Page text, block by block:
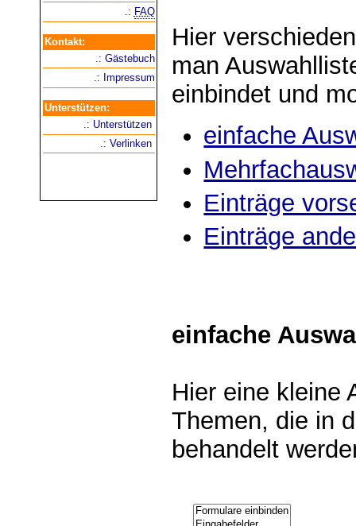
.: FAQ
Kontakt:
.: Gästebuch
.: Impressum
Unterstützen:
.: Unterstützen
.: Verlinken
Hier
man
einbindet und
einfache
Einträge
Einträge
einfache
Hier eine kleine
Themen, die in
behandelt